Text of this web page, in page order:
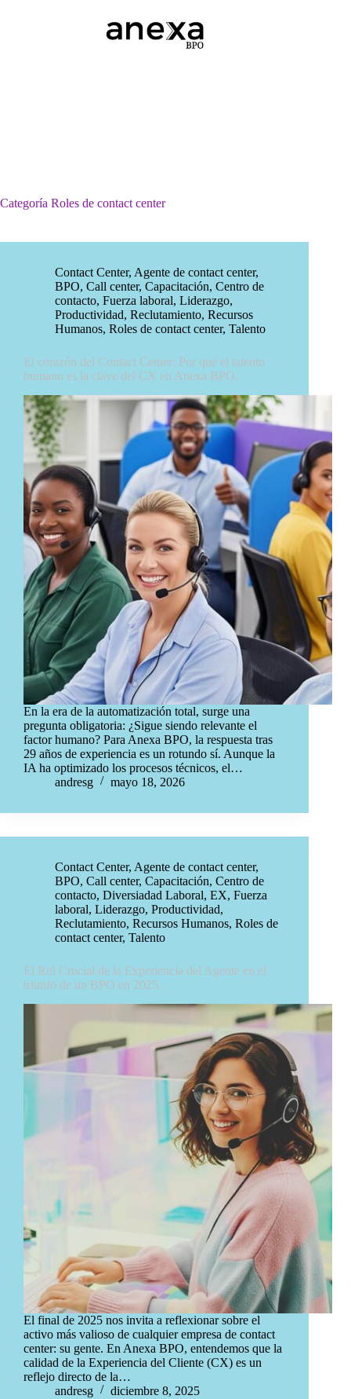
Categoría Roles de contact center
Contact Center, Agente de contact center,
BPO, Call center, Capacitación, Centro de
contacto, Fuerza laboral, Liderazgo,
Productividad, Reclutamiento, Recursos
Humanos, Roles de contact center, Talento
El corazón del Contact Center: Por qué el talento
humano es la clave del CX en Anexa BPO.
En la era de la automatización total, surge una
pregunta obligatoria: ¿Sigue siendo relevante el
factor humano? Para Anexa BPO, la respuesta tras
29 años de experiencia es un rotundo sí. Aunque la
IA ha optimizado los procesos técnicos, el…
andresg
mayo 18, 2026
Contact Center, Agente de contact center,
BPO, Call center, Capacitación, Centro de
contacto, Diversiadad Laboral, EX, Fuerza
laboral, Liderazgo, Productividad,
Reclutamiento, Recursos Humanos, Roles de
contact center, Talento
El Rol Crucial de la Experiencia del Agente en el
triunfo de un BPO en 2025.
El final de 2025 nos invita a reflexionar sobre el
activo más valioso de cualquier empresa de contact
center: su gente. En Anexa BPO, entendemos que la
calidad de la Experiencia del Cliente (CX) es un
reflejo directo de la…
andresg
diciembre 8, 2025